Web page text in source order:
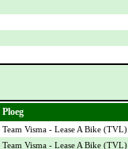
Ploeg
Team Visma - Lease A Bike (TVL)
Team Visma - Lease A Bike (TVL)